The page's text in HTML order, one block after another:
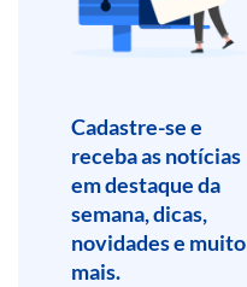
Cadastre-se e
receba as notícias
em destaque da
semana, dicas,
novidades e muito
mais.